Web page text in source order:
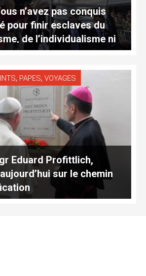
n’avez pas conquis
pour finir esclaves du
de l’individualisme ni
pouvoir"
, PAPES, VOYAGES
Eduard Profittlich,
sur le chemin